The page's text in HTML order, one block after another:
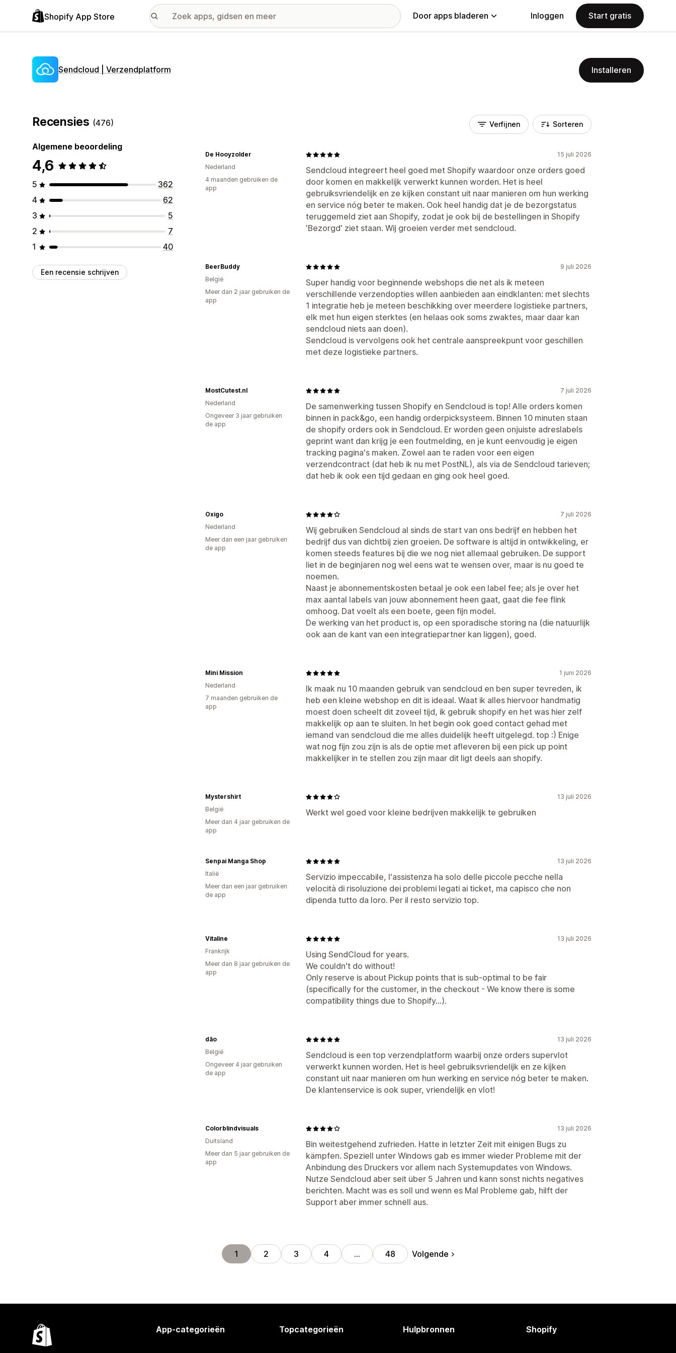
Shopify App Store Door apps bladeren Inloggen Start gratis
Sendcloud | Verzendplatform Installeren
Recensies (476)
Algemene beoordeling
4,6
5
362
4
62
3
5
2
7
1
40
Een recensie schrijven
Verfijnen Sorteren
15 juli 2026
Sendcloud integreert heel goed met Shopify waardoor onze orders goed
door komen en makkelijk verwerkt kunnen worden. Het is heel
gebruiksvriendelijk en ze kijken constant uit naar manieren om hun werking
en service nóg beter te maken. Ook heel handig dat je de bezorgstatus
teruggemeld ziet aan Shopify, zodat je ook bij de bestellingen in Shopify
'Bezorgd' ziet staan. Wij groeien verder met sendcloud.
De Hooyzolder
Nederland
4 maanden gebruiken de
app
9 juli 2026
Super handig voor beginnende webshops die net als ik meteen
verschillende verzendopties willen aanbieden aan eindklanten: met slechts
1 integratie heb je meteen beschikking over meerdere logistieke partners,
elk met hun eigen sterktes (en helaas ook soms zwaktes, maar daar kan
sendcloud niets aan doen).
Sendcloud is vervolgens ook het centrale aanspreekpunt voor geschillen
met deze logistieke partners.
BeerBuddy
België
Meer dan 2 jaar gebruiken de
app
7 juli 2026
De samenwerking tussen Shopify en Sendcloud is top! Alle orders komen
binnen in pack&go, een handig orderpicksysteem. Binnen 10 minuten staan
de shopify orders ook in Sendcloud. Er worden geen onjuiste adreslabels
geprint want dan krijg je een foutmelding, en je kunt eenvoudig je eigen
tracking pagina's maken. Zowel aan te raden voor een eigen
verzendcontract (dat heb ik nu met PostNL), als via de Sendcloud tarieven;
dat heb ik ook een tijd gedaan en ging ook heel goed.
MostCutest.nl
Nederland
Ongeveer 3 jaar gebruiken
de app
7 juli 2026
Wij gebruiken Sendcloud al sinds de start van ons bedrijf en hebben het
bedrijf dus van dichtbij zien groeien. De software is altijd in ontwikkeling, er
komen steeds features bij die we nog niet allemaal gebruiken. De support
liet in de beginjaren nog wel eens wat te wensen over, maar is nu goed te
noemen.
Naast je abonnementskosten betaal je ook een label fee; als je over het
max aantal labels van jouw abonnement heen gaat, gaat die fee flink
omhoog. Dat voelt als een boete, geen fijn model.
De werking van het product is, op een sporadische storing na (die natuurlijk
ook aan de kant van een integratiepartner kan liggen), goed.
Oxigo
Nederland
Meer dan een jaar gebruiken
de app
1 juni 2026
Ik maak nu 10 maanden gebruik van sendcloud en ben super tevreden, ik
heb een kleine webshop en dit is ideaal. Waat ik alles hiervoor handmatig
moest doen scheelt dit zoveel tijd, ik gebruik shopify en het was hier zelf
makkelijk op aan te sluiten. In het begin ook goed contact gehad met
iemand van sendcloud die me alles duidelijk heeft uitgelegd. top :) Enige
wat nog fijn zou zijn is als de optie met afleveren bij een pick up point
makkelijker in te stellen zou zijn maar dit ligt deels aan shopify.
Mini Mission
Nederland
7 maanden gebruiken de
app
13 juli 2026
Werkt wel goed voor kleine bedrijven makkelijk te gebruiken
Mystershirt
België
Meer dan 4 jaar gebruiken de
app
13 juli 2026
Servizio impeccabile, l'assistenza ha solo delle piccole pecche nella
velocità di risoluzione dei problemi legati ai ticket, ma capisco che non
dipenda tutto da loro. Per il resto servizio top.
Senpai Manga Shop
Italië
Meer dan een jaar gebruiken
de app
13 juli 2026
Using SendCloud for years.
We couldn't do without!
Only reserve is about Pickup points that is sub-optimal to be fair
(specifically for the customer, in the checkout - We know there is some
compatibility things due to Shopify...).
Vitaline
Frankrijk
Meer dan 8 jaar gebruiken de
app
13 juli 2026
Sendcloud is een top verzendplatform waarbij onze orders supervlot
verwerkt kunnen worden. Het is heel gebruiksvriendelijk en ze kijken
constant uit naar manieren om hun werking en service nóg beter te maken.
De klantenservice is ook super, vriendelijk en vlot!
dão
België
Ongeveer 4 jaar gebruiken
de app
13 juli 2026
Bin weitestgehend zufrieden. Hatte in letzter Zeit mit einigen Bugs zu
kämpfen. Speziell unter Windows gab es immer wieder Probleme mit der
Anbindung des Druckers vor allem nach Systemupdates von Windows.
Nutze Sendcloud aber seit über 5 Jahren und kann sonst nichts negatives
berichten. Macht was es soll und wenn es Mal Probleme gab, hilft der
Support aber immer schnell aus.
Colorblindvisuals
Duitsland
Meer dan 5 jaar gebruiken de
app
1 2 3 4 … 48 Volgende
App-categorieën Topcategorieën Hulpbronnen Shopify